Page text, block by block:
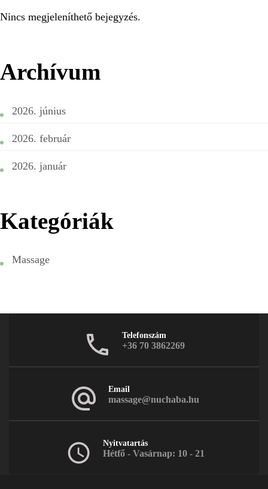
Nincs megjeleníthető bejegyzés.
Archívum
2026. június
2026. február
2026. január
Kategóriák
Massage
Telefonszám
+36 70 3862269
Email
massage@nuchaba.hu
Nyitvatartás
Hétfő - Vasárnap: 10 - 21